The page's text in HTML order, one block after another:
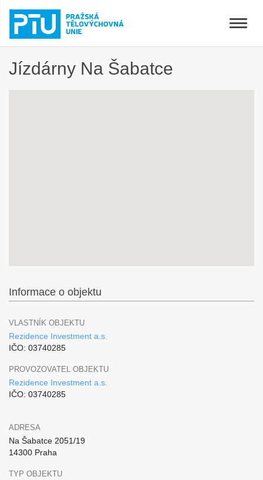
Toggle
Jízdárny Na Šabatce
Informace o objektu
VLASTNÍK OBJEKTU
Rezidence Investment a.s.
IČO: 03740285
PROVOZOVATEL OBJEKTU
Rezidence Investment a.s.
IČO: 03740285
ADRESA
Na Šabatce 2051/19
14300 Praha
TYP OBJEKTU